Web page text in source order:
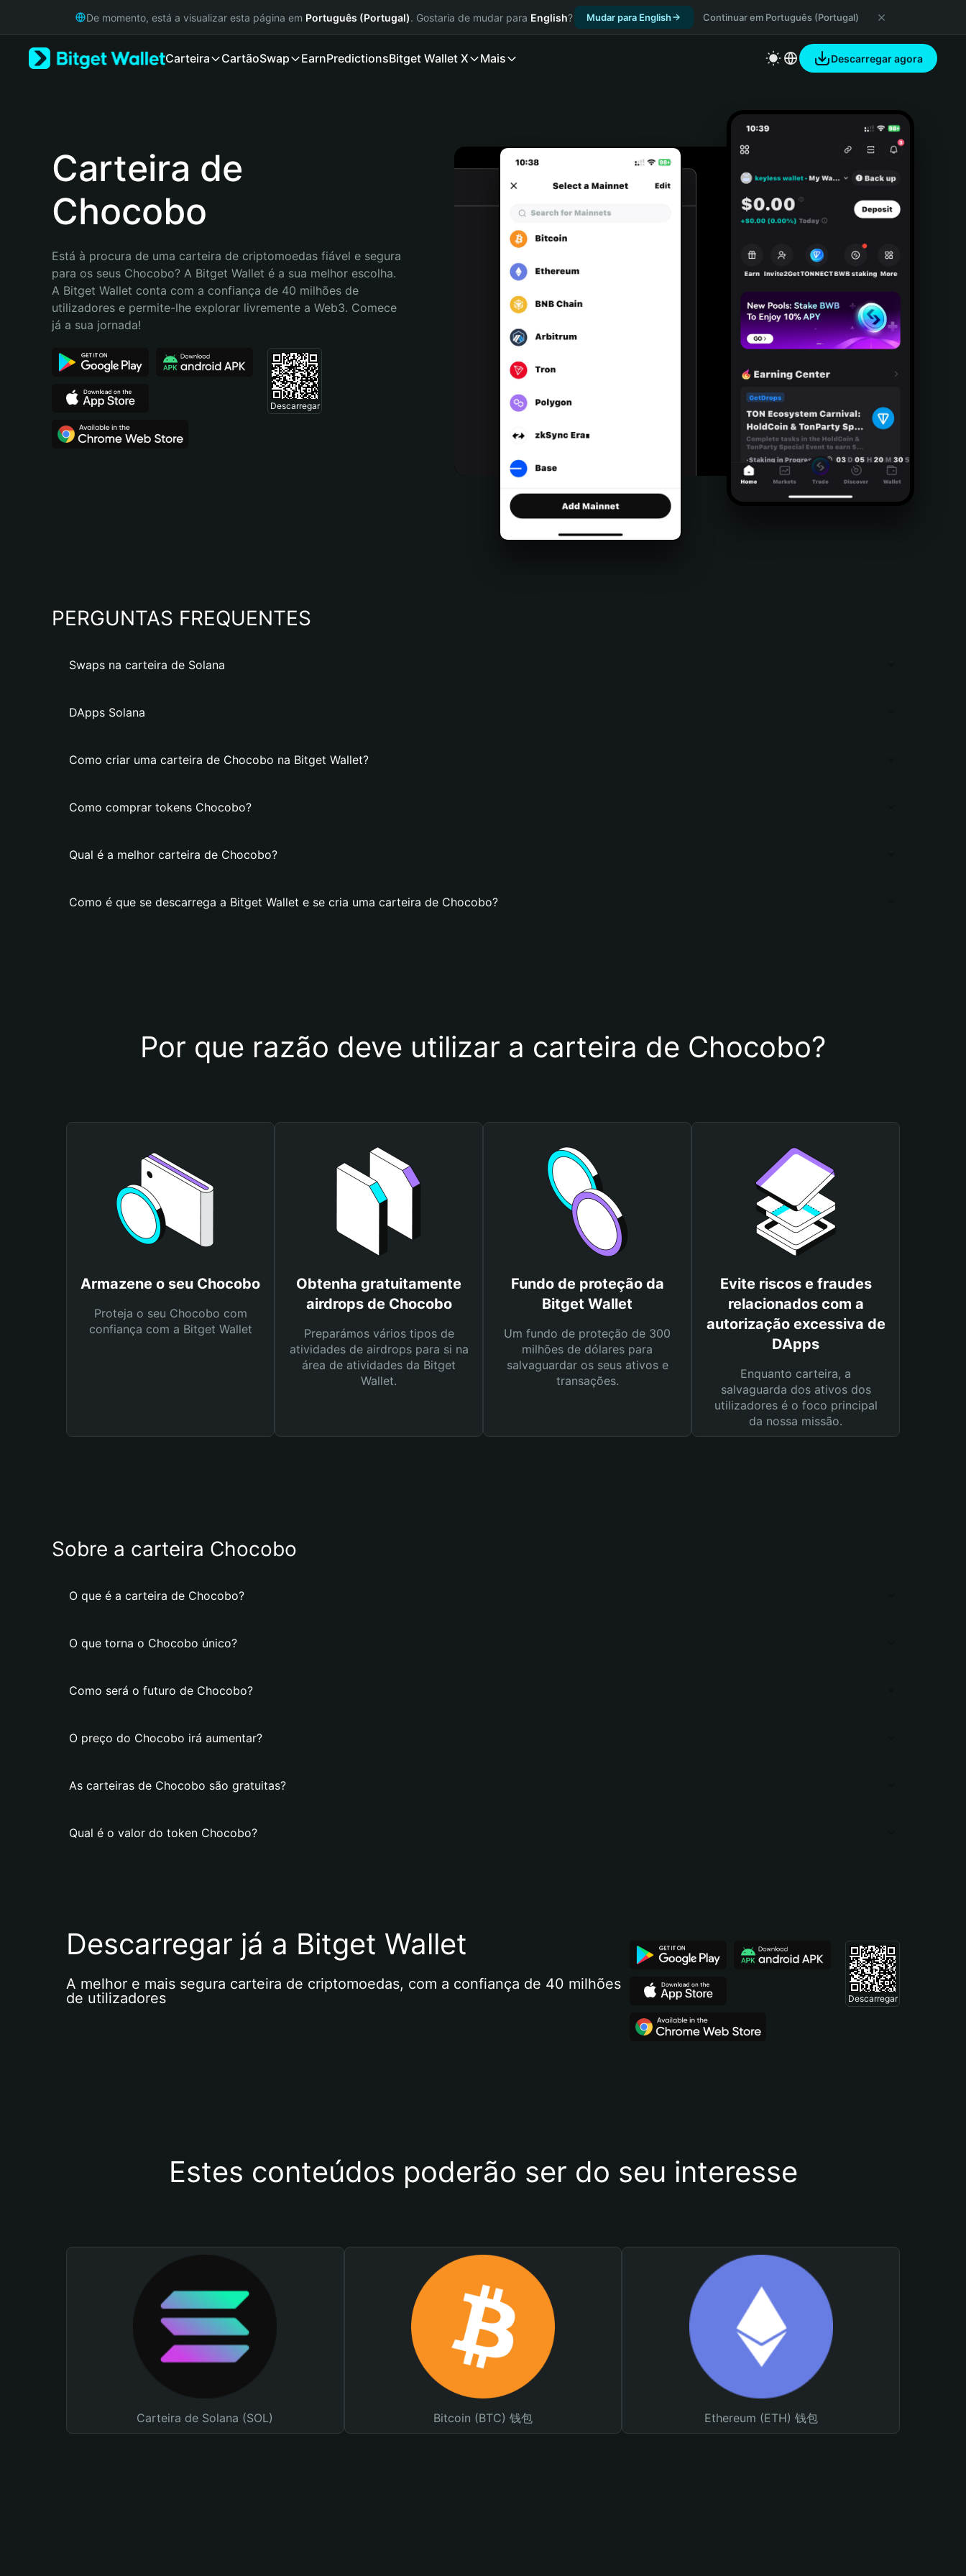
Русский
Português (Portugal)
Bahasa Indonesia
Português (Brasil)
Español (Argentina)
De momento, está a visualizar esta página em Português (Portugal). Gostaria de mudar para English? Mudar para English Continuar em Português (Portugal)
Carteira CartãoSwap EarnPredictionsBitget Wallet X Mais Descarregar agora
Carteira de
Chocobo
Está à procura de uma carteira de criptomoedas fiável e segura
para os seus Chocobo? A Bitget Wallet é a sua melhor escolha.
A Bitget Wallet conta com a confiança de 40 milhões de
utilizadores e permite-lhe explorar livremente a Web3. Comece
já a sua jornada!
Descarregar
PERGUNTAS FREQUENTES
Swaps na carteira de Solana
DApps Solana
Como criar uma carteira de Chocobo na Bitget Wallet?
Como comprar tokens Chocobo?
Qual é a melhor carteira de Chocobo?
Como é que se descarrega a Bitget Wallet e se cria uma carteira de Chocobo?
Por que razão deve utilizar a carteira de Chocobo?
Armazene o seu Chocobo
Proteja o seu Chocobo com
confiança com a Bitget Wallet
Obtenha gratuitamente
airdrops de Chocobo
Preparámos vários tipos de
atividades de airdrops para si na
área de atividades da Bitget
Wallet.
Fundo de proteção da
Bitget Wallet
Um fundo de proteção de 300
milhões de dólares para
salvaguardar os seus ativos e
transações.
Evite riscos e fraudes
relacionados com a
autorização excessiva de
DApps
Enquanto carteira, a
salvaguarda dos ativos dos
utilizadores é o foco principal
da nossa missão.
Sobre a carteira Chocobo
O que é a carteira de Chocobo?
O que torna o Chocobo único?
Como será o futuro de Chocobo?
O preço do Chocobo irá aumentar?
As carteiras de Chocobo são gratuitas?
Qual é o valor do token Chocobo?
Descarregar já a Bitget Wallet
A melhor e mais segura carteira de criptomoedas, com a confiança de 40 milhões
de utilizadores
Descarregar
Estes conteúdos poderão ser do seu interesse
Carteira de Solana (SOL) Bitcoin (BTC) 钱包 Ethereum (ETH) 钱包